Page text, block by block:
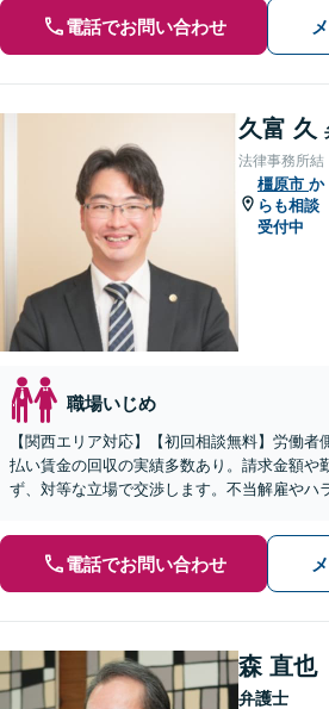
電話でお問い合わせ
久富 久
法律事務所結
橿原市 か
らも相談
受付中
職場いじめ
【関西エリア対応】【初回相談無料】労働
払い賃金の回収の実績多数あり。請求金額や
ず、対等な立場で交渉します。不当解雇やハ
電話でお問い合わせ
森 直也
弁護士